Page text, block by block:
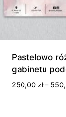
Pastelowo
gabinetu
250,00 zł –